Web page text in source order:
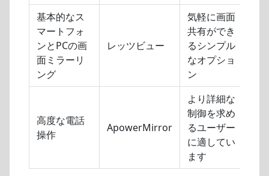
基本的なス
マートフォ
ンとPCの画
面ミラーリ
ング
レッツビュー
気軽に画面
共有ができ
るシンプル
なオプショ
ン
高度な電話
操作
ApowerMirror
より詳細な
制御を求め
るユーザー
に適してい
ます